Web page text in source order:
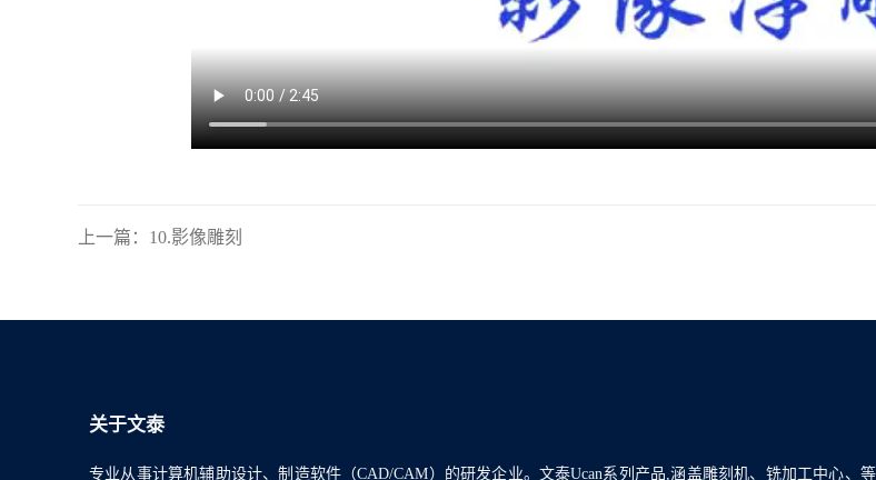
上一篇：10.影像雕刻
关于文泰
专业从事计算机辅助设计、制造软件（CAD/CAM）的研发企业。文泰Ucan系列产品,涵盖雕刻机、铣加工中心、